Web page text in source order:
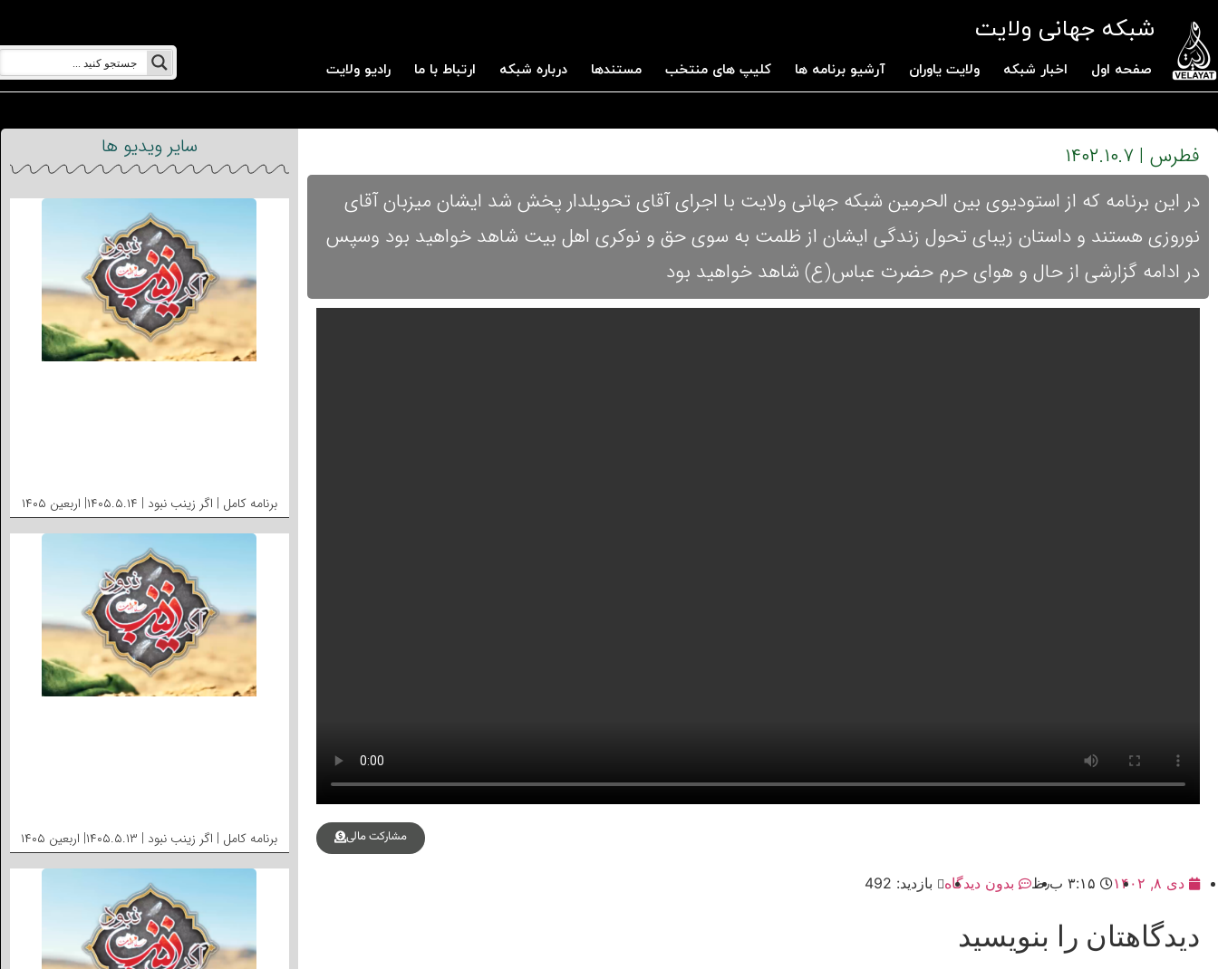
شبکه جهانی ولایت
صفحه اول اخبار شبکه ولایت یاوران آرشیو برنامه ها کلیپ های منتخب مستندها درباره شبکه ارتباط با ما رادیو ولایت
فطرس | ۱۴۰۲.۱۰.۷
در این برنامه که از استودیوی بین الحرمین شبکه جهانی ولایت با اجرای آقای تحویلدار پخش شد ایشان میزبان آقای
نوروزی هستند و داستان زیبای تحول زندگی ایشان از ظلمت به سوی حق و نوکری اهل بیت شاهد خواهید بود وسپس
در ادامه گزارشی از حال و هوای حرم حضرت عباس(ع) شاهد خواهید بود
مشارکت مالی
دی ۸, ۱۴۰۲ ۳:۱۵ ب٫ظ بدون دیدگاه بازدید: 492
دیدگاهتان را بنویسید
سایر ویدیو ها
برنامه کامل | اگر زینب نبود | ۱۴۰۵.۵.۱۴| اربعین ۱۴۰۵
برنامه کامل | اگر زینب نبود | ۱۴۰۵.۵.۱۳| اربعین ۱۴۰۵